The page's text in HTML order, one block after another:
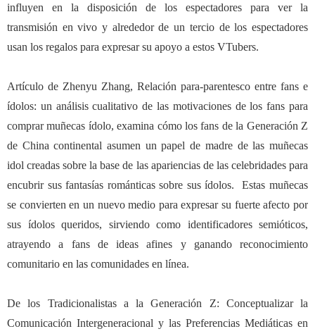
influyen en la disposición de los espectadores para ver la
transmisión en vivo y alrededor de un tercio de los espectadores
usan los regalos para expresar su apoyo a estos VTubers.
Artículo de Zhenyu Zhang, Relación para-parentesco entre fans e
ídolos: un análisis cualitativo de las motivaciones de los fans para
comprar muñecas ídolo, examina cómo los fans de la Generación Z
de China continental asumen un papel de madre de las muñecas
idol creadas sobre la base de las apariencias de las celebridades para
encubrir sus fantasías románticas sobre susídolos. Estas muñecas
se convierten en un nuevo medio para expresar su fuerte afecto por
sus ídolos queridos, sirviendo como identificadores semióticos,
atrayendo a fans de ideas afines y ganando reconocimiento
comunitario en las comunidades en línea.
De los Tradicionalistas a la Generación Z: Conceptualizar la
Comunicación Intergeneracional y las Preferencias Mediáticas en